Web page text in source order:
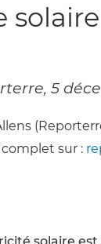
5
complet sur :